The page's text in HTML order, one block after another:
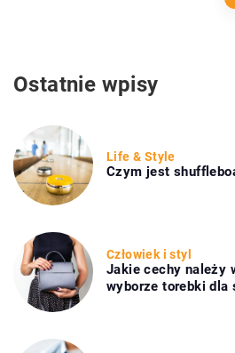
Ostatnie wpisy
Life & Style
Czym jest
Człowiek i styl
Jakie cechy należy
wyborze torebki dla